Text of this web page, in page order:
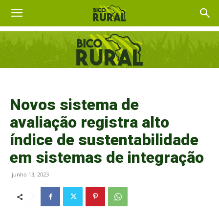
Novos sistema de
avaliação registra alto
índice de sustentabilidade
em sistemas de integração
junho 13, 2023